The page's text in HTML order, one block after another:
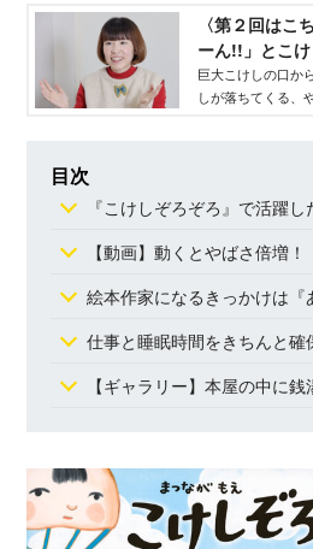
〈第２回はこ
ーん!!」とこ
やばい風呂が
ろ』作者・ま
巨大こけしの口か
しが落ちてくる、
目次
『こけしぞろぞろ』で活躍
【動画】動くとやばさ倍増！ 動画で
絵本作家になるきっかけは『あらしのよるに』の
仕事と睡眠時間をきちんと確
【ギャラリー】本屋の中に銭湯が出現!? 展示会場もこけしだらけ！ 『こ